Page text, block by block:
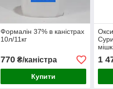
Формалін 37% в каністрах
10л/11кг
770₴/каністра
Купити
1)
1